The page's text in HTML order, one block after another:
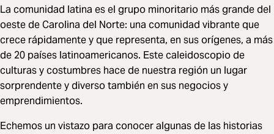
La comunidad latina es el grupo minoritario más grande del
oeste de Carolina del Norte: una comunidad vibrante que
crece rápidamente y que representa, en sus orígenes, a más
de 20 países latinoamericanos. Este caleidoscopio de
culturas y costumbres hace de nuestra región un lugar
sorprendente y diverso también en sus negocios y
emprendimientos.
Echemos un vistazo para conocer algunas de las historias